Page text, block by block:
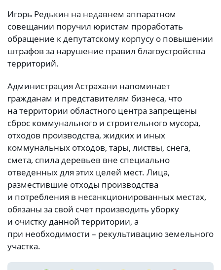
Игорь Редькин на недавнем аппаратном
совещании поручил юристам проработать
обращение к депутатскому корпусу о повышении
штрафов за нарушение правил благоустройства
территорий.
Администрация Астрахани напоминает
гражданам и представителям бизнеса, что
на территории областного центра запрещены
сброс коммунального и строительного мусора,
отходов производства, жидких и иных
коммунальных отходов, тары, листвы, снега,
смета, спила деревьев вне специально
отведенных для этих целей мест. Лица,
разместившие отходы производства
и потребления в несанкционированных местах,
обязаны за свой счет производить уборку
и очистку данной территории, а
при необходимости – рекультивацию земельного
участка.